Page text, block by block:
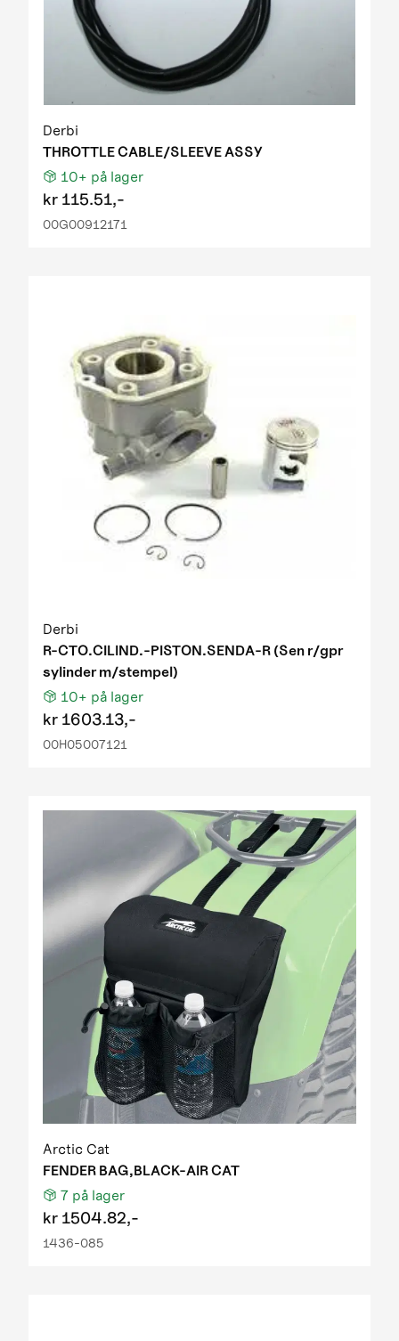
Derbi
THROTTLE CABLE/SLEEVE ASSY
10+ på lager
kr 115.51,-
00G00912171
Derbi
R-CTO.CILIND.-PISTON.SENDA-R (Sen r/gpr
sylinder m/stempel)
10+ på lager
kr 1603.13,-
00H05007121
Arctic Cat
FENDER BAG,BLACK-AIR CAT
7 på lager
kr 1504.82,-
1436-085